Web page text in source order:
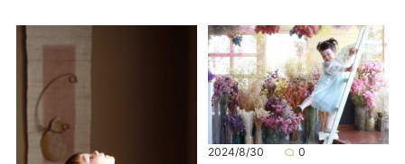
2024/8/30 0